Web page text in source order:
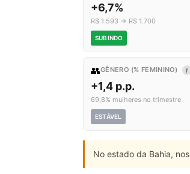
+6,7%
R$ 1.593 → R$ 1.700
SUBINDO
👥GÊNERO (% FEMININO) I
+1,4 p.p.
69,8% mulheres no trimestre
ESTÁVEL
No estado da Bahia,